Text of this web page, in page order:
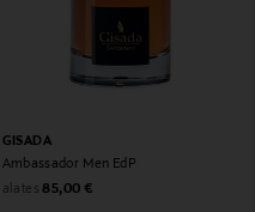
GISADA
Ambassador Men EdP
alates Original Price
85,00 €